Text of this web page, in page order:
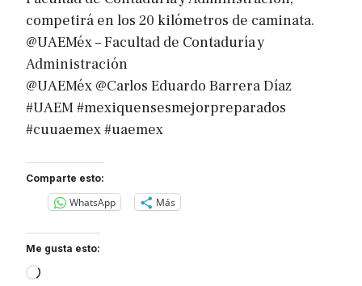
competirá en los 20 kilómetros de caminata.
@UAEMéx – Facultad de Contaduría y
Administración
@UAEMéx @Carlos Eduardo Barrera Díaz
#UAEM #mexiquensesmejorpreparados
#cuuaemex #uaemex
Comparte esto:
WhatsApp Más
Me gusta esto:
Loading…